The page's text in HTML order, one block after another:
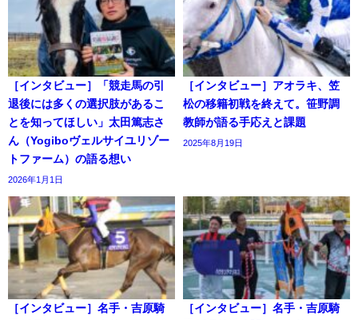
［インタビュー］「競走馬の引
退後には多くの選択肢があるこ
とを知ってほしい」太田篤志さ
ん（Yogiboヴェルサイユリゾー
トファーム）の語る想い
2026年1月1日
［インタビュー］アオラキ、笠
松の移籍初戦を終えて。笹野調
教師が語る手応えと課題
2025年8月19日
［インタビュー］名手・吉原騎
［インタビュー］名手・吉原騎